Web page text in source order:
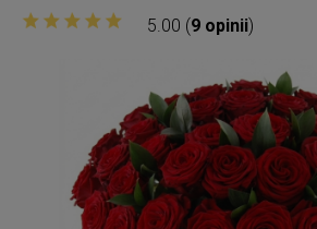
5.00 (9 opinii)